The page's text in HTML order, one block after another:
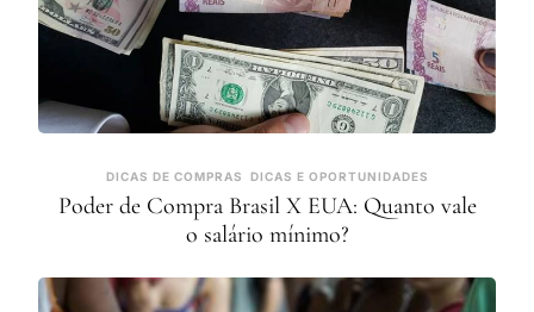
DICAS DE COMPRAS DICAS E OPORTUNIDADES
Poder de Compra Brasil X EUA: Quanto vale
o salário mínimo?